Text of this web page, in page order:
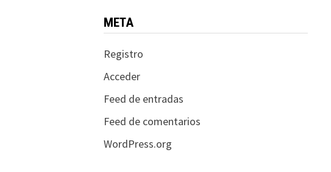
META
Registro
Acceder
Feed de entradas
Feed de comentarios
WordPress.org